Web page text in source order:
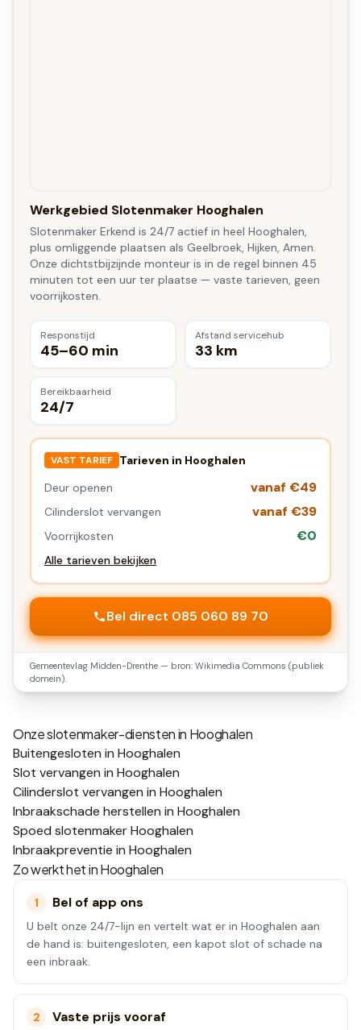
Werkgebied Slotenmaker Hooghalen
Slotenmaker Erkend is 24/7 actief in heel Hooghalen,
plus omliggende plaatsen als Geelbroek, Hijken, Amen.
Onze dichtstbijzijnde monteur is in de regel binnen 45
minuten tot een uur ter plaatse — vaste tarieven, geen
voorrijkosten.
Responstijd
45–60 min
Afstand servicehub
33 km
Bereikbaarheid
24/7
VAST TARIEF Tarieven in Hooghalen
Deur openen
vanaf €49
Cilinderslot vervangen vanaf €39
Voorrijkosten €0
Alle tarieven bekijken
Bel direct 085 060 89 70
Gemeentevlag Midden-Drenthe — bron: Wikimedia Commons (publiek
domein).
Onze slotenmaker-diensten in Hooghalen
Buitengesloten in Hooghalen
Slot vervangen in Hooghalen
Cilinderslot vervangen in Hooghalen
Inbraakschade herstellen in Hooghalen
Spoed slotenmaker Hooghalen
Inbraakpreventie in Hooghalen
Zo werkt het inHooghalen
1 Bel of app ons
U belt onze 24/7-lijn en vertelt wat er in Hooghalen aan
de hand is: buitengesloten, een kapot slot of schade na
een inbraak.
2 Vaste prijs vooraf